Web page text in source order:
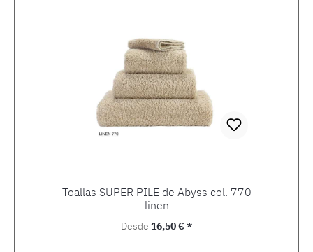
Toallas SUPER PILE de Abyss col. 770
linen
Precio normal:
Desde 16,50 € *